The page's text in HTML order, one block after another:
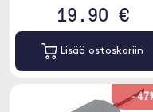
19.90 €
Lisää ostoskoriin
-